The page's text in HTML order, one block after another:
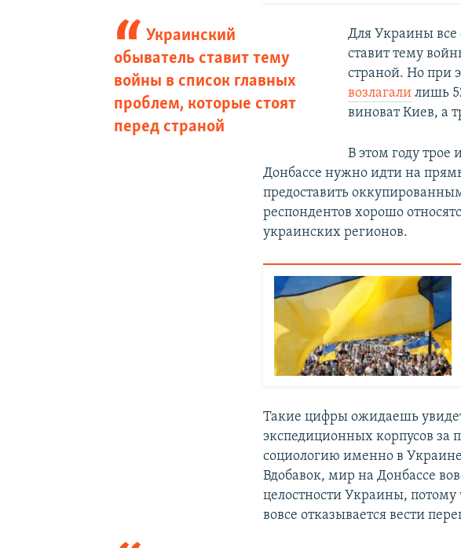
Украинский
обыватель ставит тему
войны в список главных
проблем, которые стоят
перед страной
Для Украины все
ставит тему
страной. Но при
возлагалилишь
виноват Киев, а
В этом году
Донбассе нужно идти на
предоставить
респондентов хорошо
украинских регионов.
Такие цифры ожидаешь
экспедиционных корпусов
социологию именно в
Вдобавок, мир на Донбассе
целостности Украины, потому
вовсе отказывается вести